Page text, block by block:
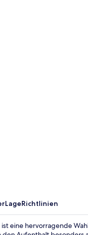
LageRichtlinien
eine hervorragende